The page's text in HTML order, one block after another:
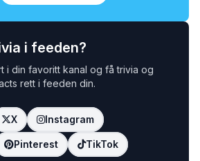
i feeden?
i din favoritt kanal og få trivia og
rett i feeden din.
X Instagram
Pinterest TikTok